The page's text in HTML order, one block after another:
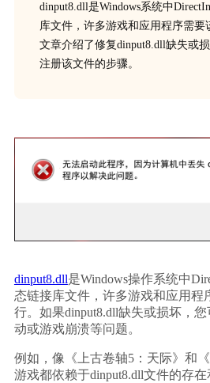
dinput8.dll是Windows系统中
库文件，许多游戏和应用程序需要
文章介绍了修复dinput8.dll缺失或
注册该文件的步骤。
dinput8.dll是Windows操作系统中
态链接库文件，许多游戏和应用程
行。如果dinput8.dll缺失或损坏，
动或游戏崩溃等问题。
例如，像《上古卷轴5：天际》和
游戏都依赖于dinput8.dll文件的存